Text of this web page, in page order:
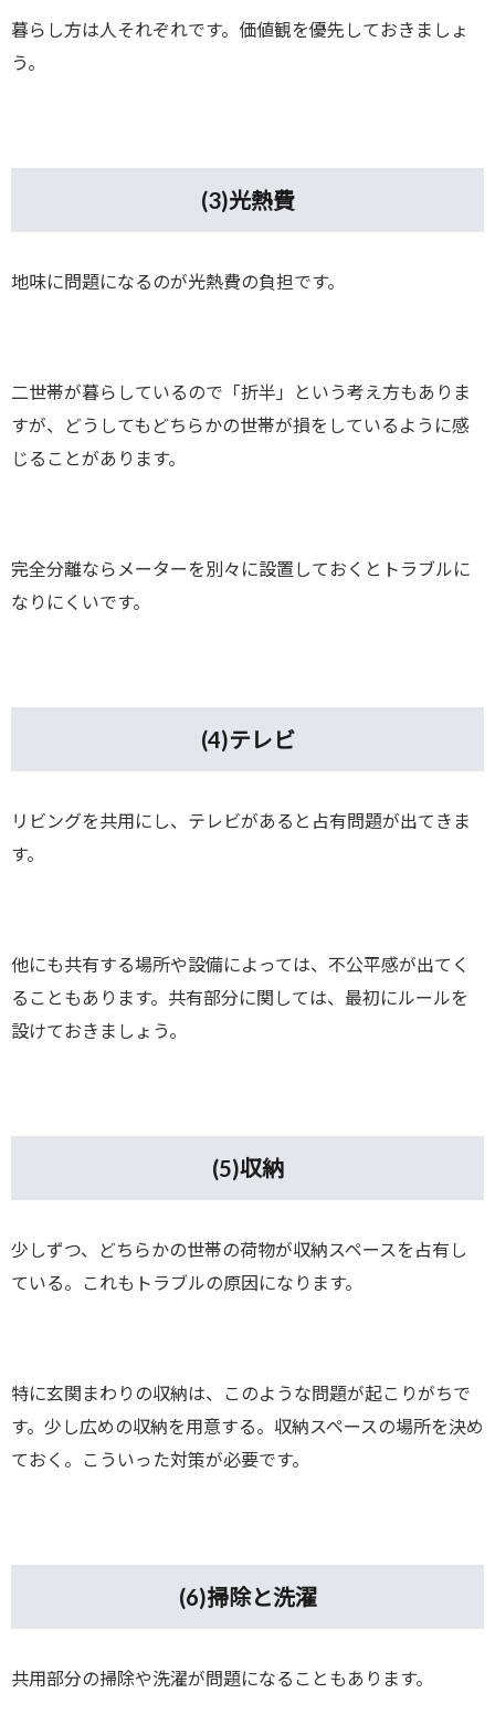
暮らし方は人それぞれです。価値観を優先しておきましょ
う。
(3)光熱費
地味に問題になるのが光熱費の負担です。
二世帯が暮らしているので「折半」という考え方もありま
すが、どうしてもどちらかの世帯が損をしているように感
じることがあります。
完全分離ならメーターを別々に設置しておくとトラブルに
なりにくいです。
(4)テレビ
リビングを共用にし、テレビがあると占有問題が出てきま
す。
他にも共有する場所や設備によっては、不公平感が出てく
ることもあります。共有部分に関しては、最初にルールを
設けておきましょう。
(5)収納
少しずつ、どちらかの世帯の荷物が収納スペースを占有し
ている。これもトラブルの原因になります。
特に玄関まわりの収納は、このような問題が起こりがちで
す。少し広めの収納を用意する。収納スペースの場所を決め
ておく。こういった対策が必要です。
(6)掃除と洗濯
共用部分の掃除や洗濯が問題になることもあります。